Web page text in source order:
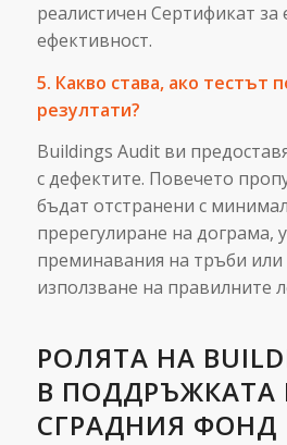
реалистичен Сертификат за
ефективност.
5. Какво става, ако тестът
резултати?
Buildings Audit ви
с дефектите. Повечето
бъдат отстранени с
пререгулиране на дограма,
преминавания на тръби или
използване на правилните
РОЛЯТА НА
В ПОДДРЪЖКАТА
СГРАДНИЯ ФОНД